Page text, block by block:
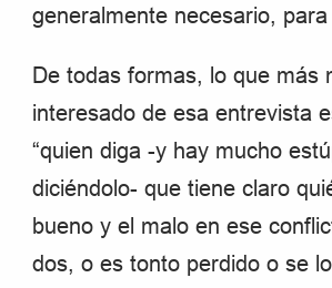
generalmente necesario,
De todas formas, lo que más
interesado de esa entrevista
“quien diga -y hay mucho
diciéndolo- que tiene claro
bueno y el malo en ese
dos, o es tonto perdido o se